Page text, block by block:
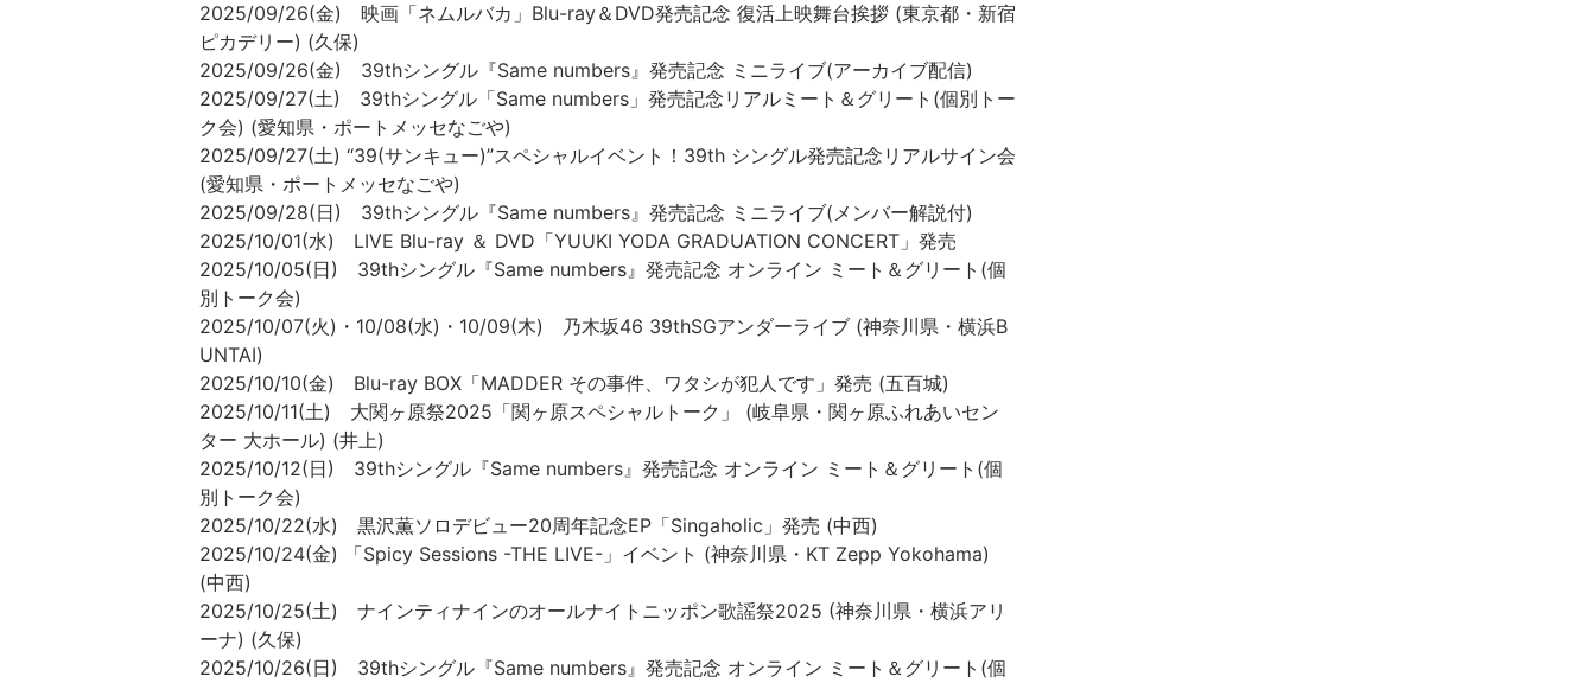
2025/09/26(金) 映画「ネムルバカ」Blu-ray＆DVD発売記念 復活上映舞台挨拶 (東京都・新宿
ピカデリー) (久保)
2025/09/26(金) 39thシングル『Same numbers』発売記念 ミニライブ(アーカイブ配信)
2025/09/27(土) 39thシングル「Same numbers」発売記念リアルミート＆グリート(個別トー
ク会) (愛知県・ポートメッセなごや)
2025/09/27(土) “39(サンキュー)”スペシャルイベント！39th シングル発売記念リアルサイン会
(愛知県・ポートメッセなごや)
2025/09/28(日) 39thシングル『Same numbers』発売記念 ミニライブ(メンバー解説付)
2025/10/01(水) LIVE Blu-ray ＆ DVD「YUUKI YODA GRADUATION CONCERT」発売
2025/10/05(日) 39thシングル『Same numbers』発売記念 オンライン ミート＆グリート(個
別トーク会)
2025/10/07(火)・10/08(水)・10/09(木) 乃木坂46 39thSGアンダーライブ (神奈川県・横浜B
UNTAI)
2025/10/10(金) Blu-ray BOX「MADDER その事件、ワタシが犯人です」発売 (五百城)
2025/10/11(土) 大関ヶ原祭2025「関ヶ原スペシャルトーク」 (岐阜県・関ヶ原ふれあいセン
ター 大ホール) (井上)
2025/10/12(日) 39thシングル『Same numbers』発売記念 オンライン ミート＆グリート(個
別トーク会)
2025/10/22(水) 黒沢薫ソロデビュー20周年記念EP「Singaholic」発売 (中西)
2025/10/24(金) 「Spicy Sessions -THE LIVE-」イベント (神奈川県・KT Zepp Yokohama)
(中西)
2025/10/25(土) ナインティナインのオールナイトニッポン歌謡祭2025 (神奈川県・横浜アリ
ーナ) (久保)
2025/10/26(日) 39thシングル『Same numbers』発売記念 オンライン ミート＆グリート(個